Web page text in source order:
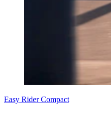
Easy Rider Compact